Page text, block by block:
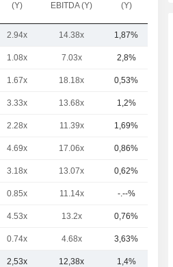
(Y)
EBITDA (Y)
(Y)
2.94x 14.38x 1,87%
1.08x 7.03x 2,8%
1.67x 18.18x 0,53%
3.33x 13.68x 1,2%
2.28x 11.39x 1,69%
4.69x 17.06x 0,86%
3.18x 13.07x 0,62%
0.85x 11.14x -.--%
4.53x 13.2x 0,76%
0.74x 4.68x 3,63%
2,53x 12,38x 1,4%